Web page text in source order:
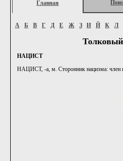
Главная
А Б В Г Д Е Ж З И Й К Л
НАЦИСТ
НАЦИСТ, -а, м. Сторонник нацизма: член